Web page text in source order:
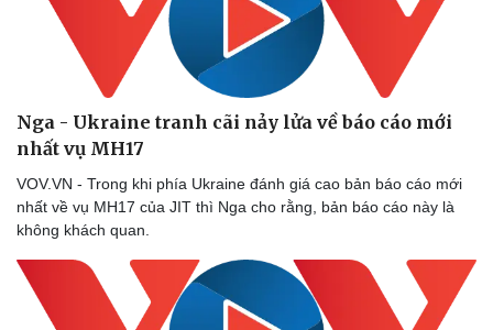
Nga - Ukraine tranh cãi nảy lửa về báo cáo mới
nhất vụ MH17
VOV.VN - Trong khi phía Ukraine đánh giá cao bản báo cáo mới
nhất về vụ MH17 của JIT thì Nga cho rằng, bản báo cáo này là
không khách quan.